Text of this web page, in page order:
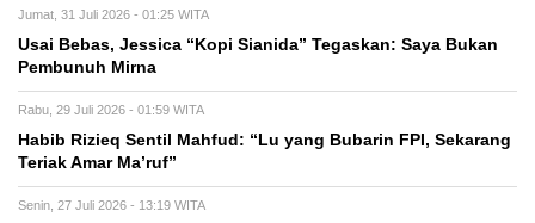
Jumat, 31 Juli 2026 - 01:25 WITA
Usai Bebas, Jessica “Kopi Sianida” Tegaskan: Saya Bukan
Pembunuh Mirna
Rabu, 29 Juli 2026 - 01:59 WITA
Habib Rizieq Sentil Mahfud: “Lu yang Bubarin FPI, Sekarang
Teriak Amar Ma’ruf”
Senin, 27 Juli 2026 - 13:19 WITA